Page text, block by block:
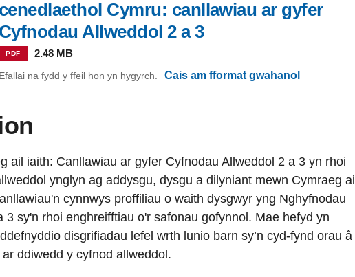
cenedlaethol Cymru: canllawiau ar gyfer
Cyfnodau Allweddol 2 a 3
PDF 2.48 MB
Efallai na fydd y ffeil hon yn hygyrch. Cais am fformat gwahanol
ail iaith: Canllawiau ar gyfer Cyfnodau Allweddol 2 a 3 yn rhoi
ynglyn ag addysgu, dysgu a dilyniant mewn Cymraeg ail
cynnwys proffiliau o waith dysgwyr yng Nghyfnodau
3 sy'n rhoi enghreifftiau o'r safonau gofynnol. Mae hefyd yn
disgrifiadau lefel wrth lunio barn sy’n cyd-fynd orau â
ddiwedd y cyfnod allweddol.